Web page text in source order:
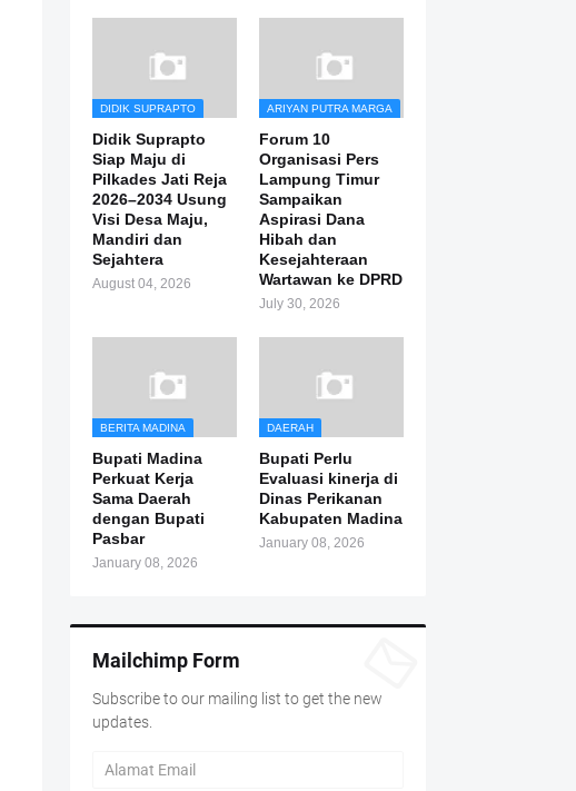
DIDIK SUPRAPTO
Didik Suprapto
Siap Maju di
Pilkades Jati Reja
2026–2034 Usung
Visi Desa Maju,
Mandiri dan
Sejahtera
August 04, 2026
ARIYAN PUTRA MARGA
Forum 10
Organisasi Pers
Lampung Timur
Sampaikan
Aspirasi Dana
Hibah dan
Kesejahteraan
Wartawan ke DPRD
July 30, 2026
BERITA MADINA
Bupati Madina
Perkuat Kerja
Sama Daerah
dengan Bupati
Pasbar
January 08, 2026
DAERAH
Bupati Perlu
Evaluasi kinerja di
Dinas Perikanan
Kabupaten Madina
January 08, 2026
Mailchimp Form
Subscribe to our mailing list to get the new
updates.